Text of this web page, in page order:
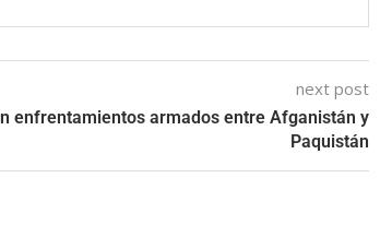
next post
enfrentamientos armados entre Afganistán y
Paquistán